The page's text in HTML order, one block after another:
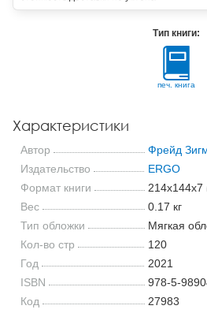
Тип книги:
печ. книга
Характеристики
Автор
Фрейд
Издательство
ERGO
Формат книги
Вес
0.17 кг
Тип обложки
Мягкая
Кол-во стр
120
Год
2021
ISBN
978-5-
Код
27983